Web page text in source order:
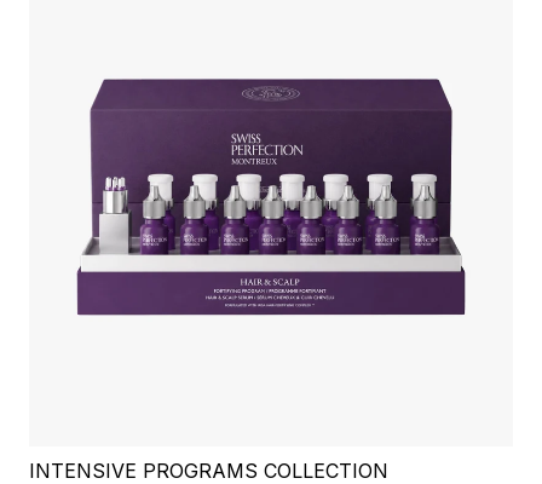
INTENSIVE PROGRAMS COLLECTION